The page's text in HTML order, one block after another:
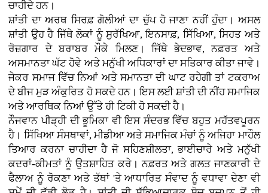
ਚਾਹੀਦੇ ਹਨ।
ਸ਼ਾਂਤੀ ਦਾ ਅਰਥ ਸਿਰਫ਼ ਗੋਲੀਆਂ ਦਾ ਚੁੱਪ ਹੋ ਜਾਣਾ ਨਹੀਂ ਹੁੰਦਾ। ਅਸਲ
ਸ਼ਾਂਤੀ ਉਹ ਹੈ ਜਿੱਥੇ ਲੋਕਾਂ ਨੂੰ ਸੁਰੱਖਿਆ, ਇਨਸਾਫ਼, ਸਿੱਖਿਆ, ਸਿਹਤ ਅਤੇ
ਰੋਜ਼ਗਾਰ ਦੇ ਬਰਾਬਰ ਮੌਕੇ ਮਿਲਣ। ਜਿੱਥੇ ਭੇਦਭਾਵ, ਨਫ਼ਰਤ ਅਤੇ
ਅਸਮਾਨਤਾ ਘੱਟ ਹੋਵੇ ਅਤੇ ਮਨੁੱਖੀ ਅਧਿਕਾਰਾਂ ਦਾ ਸਤਿਕਾਰ ਕੀਤਾ ਜਾਵੇ।
ਜੇਕਰ ਸਮਾਜ ਵਿੱਚ ਨਿਆਂ ਅਤੇ ਸਮਾਨਤਾ ਦੀ ਘਾਟ ਰਹੇਗੀ ਤਾਂ ਟਕਰਾਅ
ਦੇ ਬੀਜ ਮੁੜ ਅੰਕੁਰਿਤ ਹੋ ਸਕਦੇ ਹਨ। ਇਸ ਲਈ ਸ਼ਾਂਤੀ ਦੀ ਨੀਂਹ ਸਮਾਜਿਕ
ਅਤੇ ਆਰਥਿਕ ਨਿਆਂ ਉੱਤੇ ਹੀ ਟਿਕੀ ਹੋ ਸਕਦੀ ਹੈ।
ਨੌਜਵਾਨ ਪੀੜ੍ਹੀ ਦੀ ਭੂਮਿਕਾ ਵੀ ਇਸ ਸੰਦਰਭ ਵਿੱਚ ਬਹੁਤ ਮਹੱਤਵਪੂਰਨ
ਹੈ। ਸਿੱਖਿਆ ਸੰਸਥਾਵਾਂ, ਮੀਡੀਆ ਅਤੇ ਸਮਾਜਿਕ ਮੰਚਾਂ ਨੂੰ ਅਜਿਹਾ ਮਾਹੌਲ
ਤਿਆਰ ਕਰਨਾ ਚਾਹੀਦਾ ਹੈ ਜੋ ਸਹਿਣਸ਼ੀਲਤਾ, ਭਾਈਚਾਰੇ ਅਤੇ ਮਨੁੱਖੀ
ਕਦਰਾਂ-ਕੀਮਤਾਂ ਨੂੰ ਉਤਸ਼ਾਹਿਤ ਕਰੇ। ਨਫ਼ਰਤ ਅਤੇ ਗਲਤ ਜਾਣਕਾਰੀ ਦੇ
ਫੈਲਾਅ ਨੂੰ ਰੋਕਣਾ ਅਤੇ ਤੱਥਾਂ 'ਤੇ ਆਧਾਰਿਤ ਸੰਵਾਦ ਨੂੰ ਵਧਾਵਾ ਦੇਣਾ ਵੀ